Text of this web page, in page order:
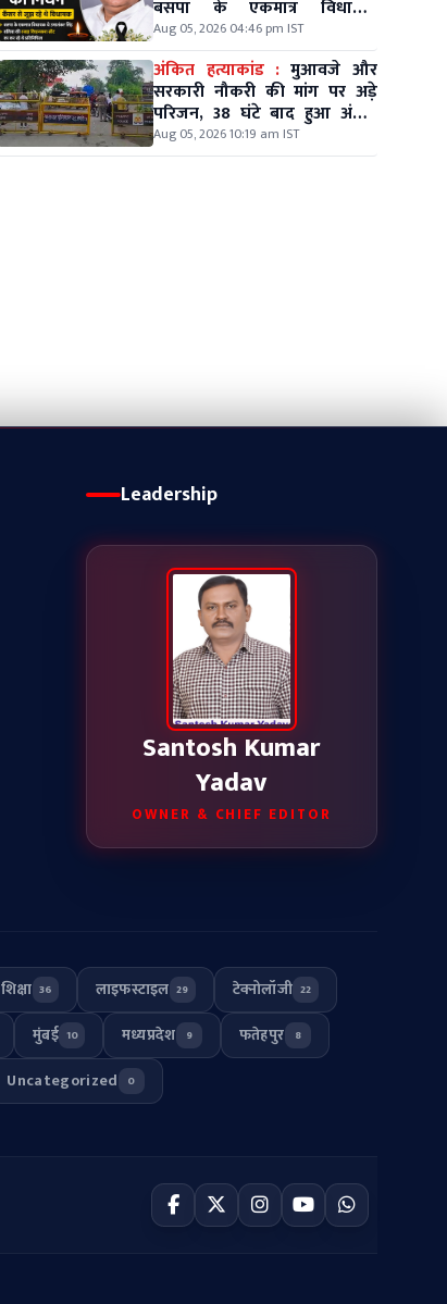
बसपा के एकमात्र विधायक
उमाशंकर सिंह का दिल्ली में निधन
Aug 05, 2026 04:46 pm IST
अंकित हत्याकांड : मुआवजे और
सरकारी नौकरी की मांग पर अड़े
परिजन, 38 घंटे बाद हुआ अंतिम
संस्कार
Aug 05, 2026 10:19 am IST
Leadership
Santosh Kumar
Yadav
OWNER & CHIEF EDITOR
शिक्षा 36 लाइफस्टाइल 29 टेक्नोलॉजी 22
मुंबई 10 मध्यप्रदेश 9 फतेहपुर 8
Uncategorized 0